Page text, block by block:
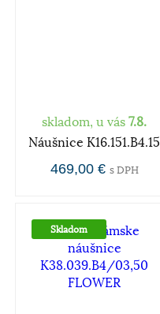
skladom, u vás 7.8.
Náušnice K16.151.B4.15
469,00 € s DPH
Skladom